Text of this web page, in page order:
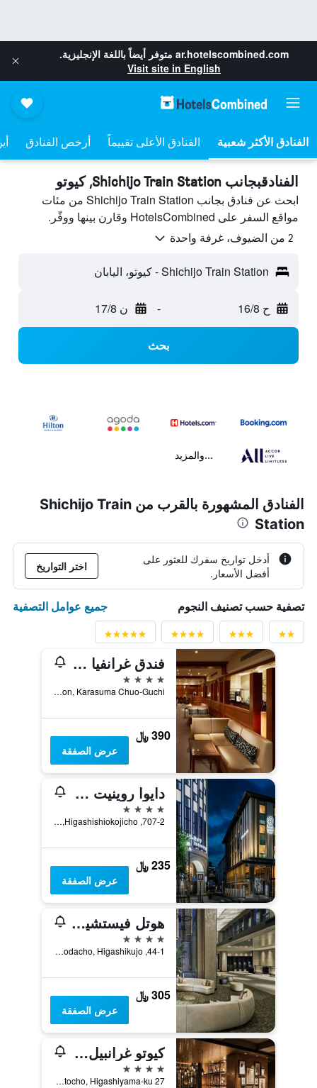
ar.hotelscombined.com متوفر أيضاً باللغة الإنجليزية.
Visit site in English
الفنادق الأعلى تقييماً أرخص الفنادق
الفنادقبجانب Shichijo Train Station, كيوتو
ابحث عن فنادق بجانب Shichijo Train Station من مئات
مواقع السفر على HotelsCombined وقارن بينها ووفّر.
2 من الضيوف، غرفة واحدة
Shichijo Train Station - كيوتو، اليابان
ح 16/8 - ن 17/8
بحث
...والمزيد
الفنادق المشهورة بالقرب من Shichijo Train
Station
أدخل تواريخ سفرك للعثور على
أفضل الأسعار.
اختر التواريخ
تصفية حسب تصنيف النجوم جميع عوامل التصفية
فندق غرانفيا كيوتو
4 نجوم
JR Kyoto Station, Karasuma Chuo-Guchi, كيوتو, اليابان
390 ﷼
عرض الصفقة
دايوا روينيت هوتل كيوتو إكيماي بريمير
4 نجوم
707-2, Higashishiokojicho, كيوتو, اليابان
235 ﷼
عرض الصفقة
هوتل فيستشيو كيوتو باي جرانفيا
4 نجوم
44-1, Kamitonodacho, Higashikujo, كيوتو, اليابان
305 ﷼
عرض الصفقة
كيوتو غرانبيل هوتيل
4 نجوم
27 Yamatocho, Higashiyama-ku, كيوتو, اليابان